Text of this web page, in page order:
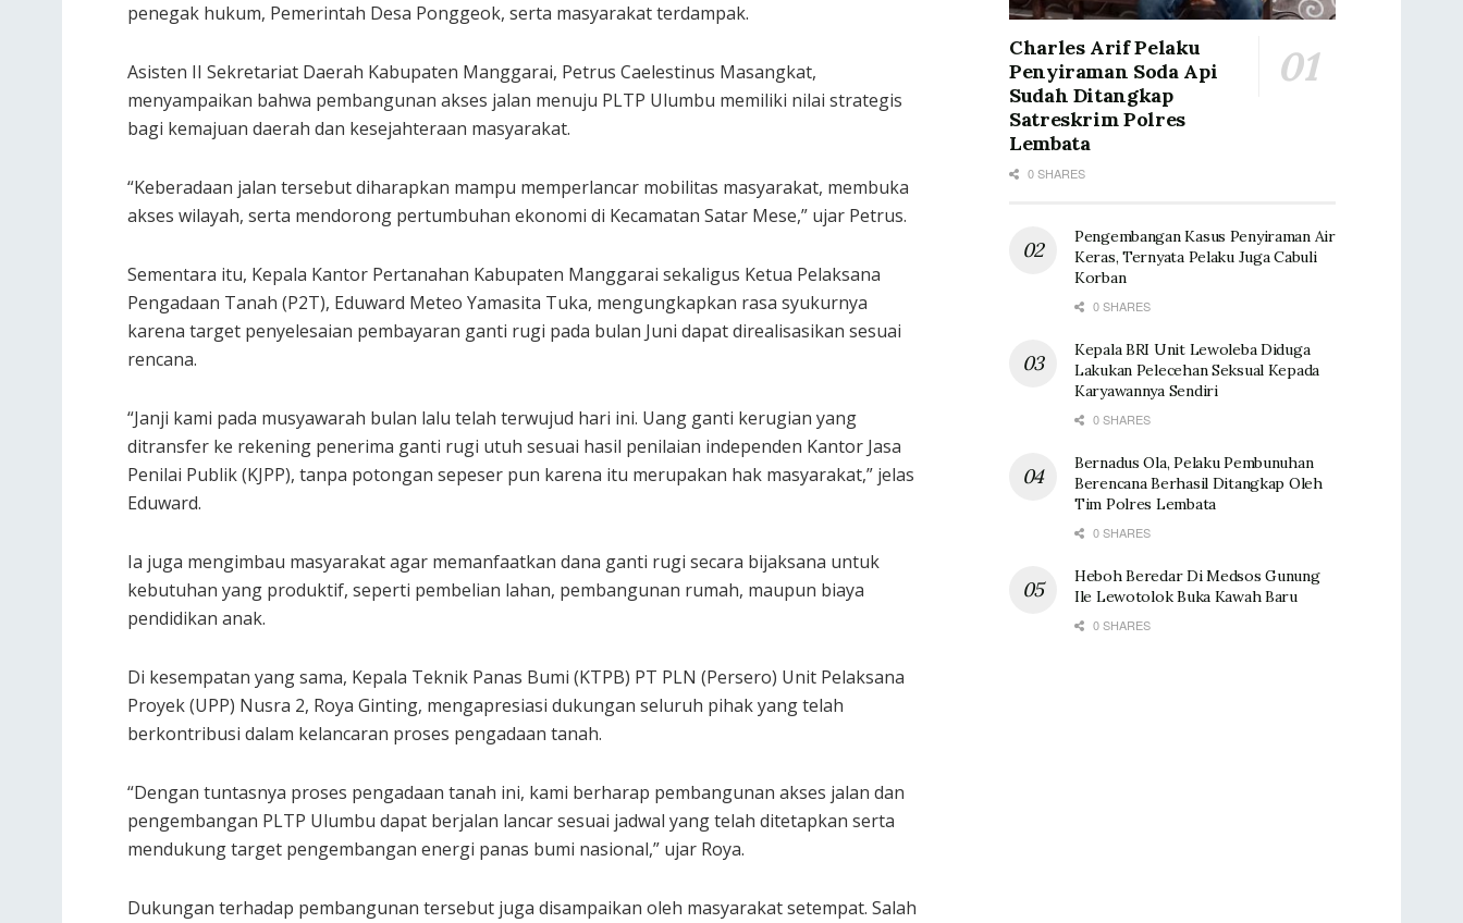
penegak hukum, Pemerintah Desa Ponggeok, serta masyarakat terdampak.
Asisten II Sekretariat Daerah Kabupaten Manggarai, Petrus Caelestinus Masangkat,
menyampaikan bahwa pembangunan akses jalan menuju PLTP Ulumbu memiliki nilai strategis
bagi kemajuan daerah dan kesejahteraan masyarakat.
“Keberadaan jalan tersebut diharapkan mampu memperlancar mobilitas masyarakat, membuka
akses wilayah, serta mendorong pertumbuhan ekonomi di Kecamatan Satar Mese,” ujar Petrus.
Sementara itu, Kepala Kantor Pertanahan Kabupaten Manggarai sekaligus Ketua Pelaksana
Pengadaan Tanah (P2T), Eduward Meteo Yamasita Tuka, mengungkapkan rasa syukurnya
karena target penyelesaian pembayaran ganti rugi pada bulan Juni dapat direalisasikan sesuai
rencana.
“Janji kami pada musyawarah bulan lalu telah terwujud hari ini. Uang ganti kerugian yang
ditransfer ke rekening penerima ganti rugi utuh sesuai hasil penilaian independen Kantor Jasa
Penilai Publik (KJPP), tanpa potongan sepeser pun karena itu merupakan hak masyarakat,” jelas
Eduward.
Ia juga mengimbau masyarakat agar memanfaatkan dana ganti rugi secara bijaksana untuk
kebutuhan yang produktif, seperti pembelian lahan, pembangunan rumah, maupun biaya
pendidikan anak.
Di kesempatan yang sama, Kepala Teknik Panas Bumi (KTPB) PT PLN (Persero) Unit Pelaksana
Proyek (UPP) Nusra 2, Roya Ginting, mengapresiasi dukungan seluruh pihak yang telah
berkontribusi dalam kelancaran proses pengadaan tanah.
“Dengan tuntasnya proses pengadaan tanah ini, kami berharap pembangunan akses jalan dan
pengembangan PLTP Ulumbu dapat berjalan lancar sesuai jadwal yang telah ditetapkan serta
mendukung target pengembangan energi panas bumi nasional,” ujar Roya.
Dukungan terhadap pembangunan tersebut juga disampaikan oleh masyarakat setempat. Salah
Charles Arif Pelaku
Penyiraman Soda Api
Sudah Ditangkap
Satreskrim Polres
Lembata
0 SHARES
Pengembangan Kasus Penyiraman Air
Keras, Ternyata Pelaku Juga Cabuli
Korban
0 SHARES
Kepala BRI Unit Lewoleba Diduga
Lakukan Pelecehan Seksual Kepada
Karyawannya Sendiri
0 SHARES
Bernadus Ola, Pelaku Pembunuhan
Berencana Berhasil Ditangkap Oleh
Tim Polres Lembata
0 SHARES
Heboh Beredar Di Medsos Gunung
Ile Lewotolok Buka Kawah Baru
0 SHARES